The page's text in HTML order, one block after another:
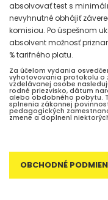
absolvovať test s
nevyhnutné obhájiť
komisiou. Po úspešnom
absolvent možnosť
% tarifného platu.
Za účelom vydania
vyhotovovania protokolu o
vzdelávanej osobe
rodné priezvisko, dátum
alebo obdobného pobytu.
splnenia zákonnej
pedagogických
zmene a doplnení
OBCHODNÉ